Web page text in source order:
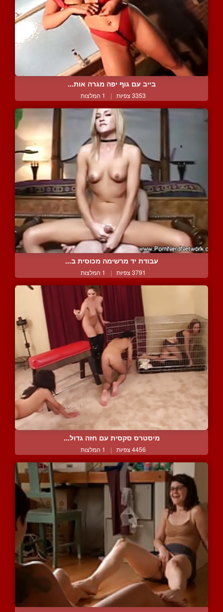
בייב עם גוף יפה מגרה אות...
3353 צפיות | 1 המלצות
עבודת יד מרשימה מכוסית ב...
3791 צפיות | 1 המלצות
מיסטרס סקסית עם חזה גדול...
4456 צפיות | 1 המלצות